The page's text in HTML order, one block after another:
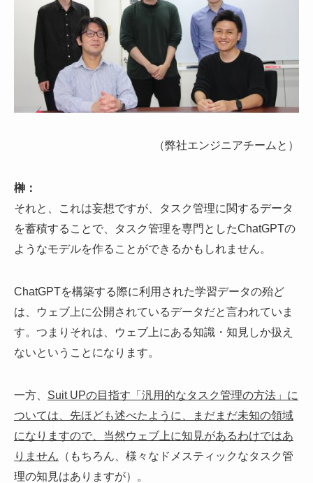
（弊社エンジニアチームと）
榊：
それと、これは妄想ですが、タスク管理に関するデータ
を蓄積することで、タスク管理を専門としたChatGPTの
ようなモデルを作ることができるかもしれません。
ChatGPTを構築する際に利用された学習データの殆ど
は、ウェブ上に公開されているデータだと言われていま
す。つまりそれは、ウェブ上にある知識・知見しか扱え
ないということになります。
一方、 Suit UPの目指す「汎用的なタスク管理の方法」に
ついては、先ほども述べたように、まだまだ未知の領域
になりますので、当然ウェブ上に知見があるわけではあ
りません
（もちろん、様々なドメスティックなタスク管
理の知見はありますが）。